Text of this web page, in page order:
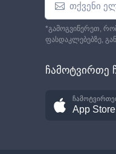
*გამოგვიწერეთ,
ფასდაკლებებზე,
ჩამოტვირთე
App Store